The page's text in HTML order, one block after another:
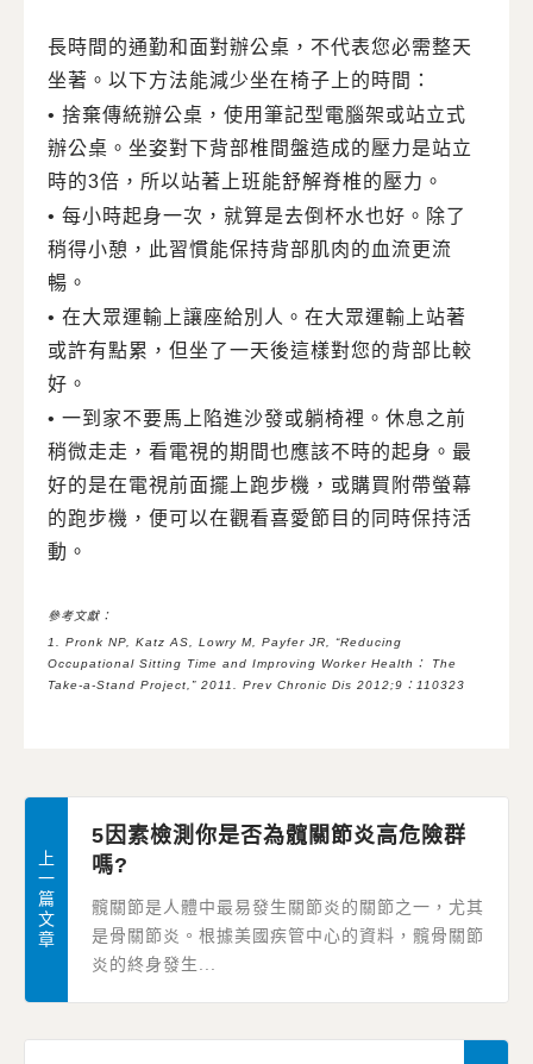
長時間的通勤和面對辦公桌，不代表您必需整天
坐著。以下方法能減少坐在椅子上的時間：
• 捨棄傳統辦公桌，使用筆記型電腦架或站立式
辦公桌。坐姿對下背部椎間盤造成的壓力是站立
時的3倍，所以站著上班能舒解脊椎的壓力。
• 每小時起身一次，就算是去倒杯水也好。除了
稍得小憩，此習慣能保持背部肌肉的血流更流
暢。
• 在大眾運輸上讓座給別人。在大眾運輸上站著
或許有點累，但坐了一天後這樣對您的背部比較
好。
• 一到家不要馬上陷進沙發或躺椅裡。休息之前
稍微走走，看電視的期間也應該不時的起身。最
好的是在電視前面擺上跑步機，或購買附帶螢幕
的跑步機，便可以在觀看喜愛節目的同時保持活
動。
參考文獻：
1. Pronk NP, Katz AS, Lowry M, Payfer JR, “Reducing
Occupational Sitting Time and Improving Worker Health： The
Take-a-Stand Project,” 2011. Prev Chronic Dis 2012;9：110323
上
一
篇
文
章
5因素檢測你是否為髖關節炎高危險群
嗎?
髖關節是人體中最易發生關節炎的關節之一，尤其
是骨關節炎。根據美國疾管中心的資料，髖骨關節
炎的終身發生...